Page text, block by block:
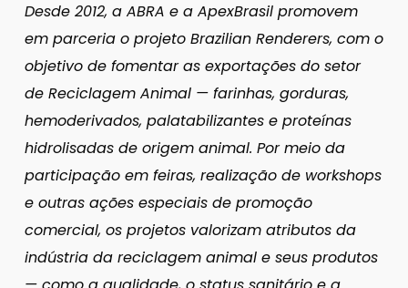
Desde 2012, a ABRA e a ApexBrasil promovem
em parceria o projeto Brazilian Renderers, com o
objetivo de fomentar as exportações do setor
de Reciclagem Animal — farinhas, gorduras,
hemoderivados, palatabilizantes e proteínas
hidrolisadas de origem animal. Por meio da
participação em feiras, realização de workshops
e outras ações especiais de promoção
comercial, os projetos valorizam atributos da
indústria da reciclagem animal e seus produtos